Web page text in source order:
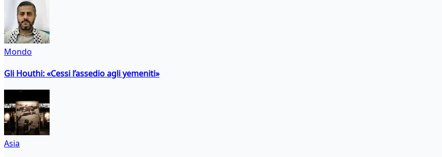
Mondo
Gli Houthi: «Cessi l’assedio agli yemeniti»
Asia